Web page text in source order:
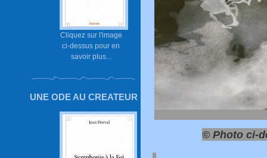
Cliquez sur l'image
ci-dessus pour en
savoir plus...
UNE ODE AU CREATEUR
© Photo ci-